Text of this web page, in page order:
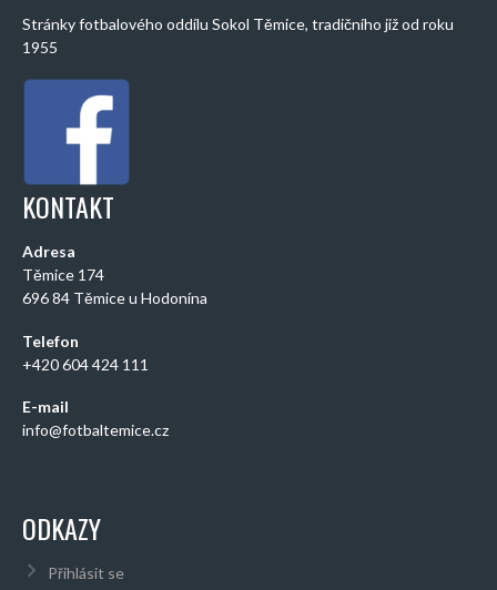
Stránky fotbalového oddílu Sokol Těmice, tradičního již od roku
1955
KONTAKT
Adresa
Těmice 174
696 84 Těmice u Hodonína
Telefon
+420 604 424 111
E-mail
info@fotbaltemice.cz
ODKAZY
Přihlásit se